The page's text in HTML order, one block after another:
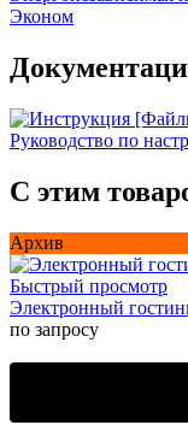
Эконом
Руководство по
С этим
Архив
Быстрый просмотр
Электронный
по запросу